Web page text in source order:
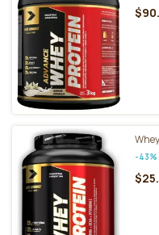
-43%